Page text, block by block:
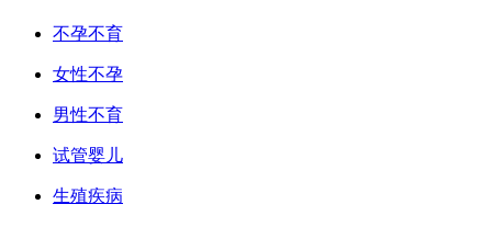
不孕不育
女性不孕
男性不育
试管婴儿
生殖疾病